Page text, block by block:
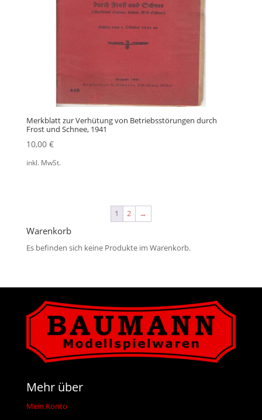
Merkblatt zur Verhütung von Betriebsstörungen durch
Frost und Schnee, 1941
10,00 €
inkl. MwSt.
1 2 →
Warenkorb
Es befinden sich keine Produkte im Warenkorb.
Mehr über
Mein Konto